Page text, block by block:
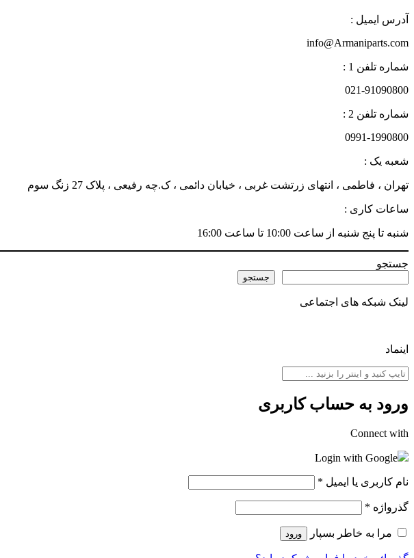
آدرس ایمیل :
info@Armaniparts.com
شماره تلفن 1 :
021-91090800
شماره تلفن 2 :
0991-1990800
شعبه یک :
تهران ، فاطمی ، انتهای زرتشت غربی ، خیابان دائمی ، ک.چه رفیعی ، پلاک 27 زنگ سوم
ساعات کاری :
شنبه تا پنج شنبه از ساعت 10:00 تا ساعت 16:00
جستجو
جستجو
لینک شبکه های اجتماعی
اینماد
ورود به حساب کاربری
Connect with
Login with Google
نام کاربری یا ایمیل *
گذرواژه *
مرا به خاطر بسپار ورود